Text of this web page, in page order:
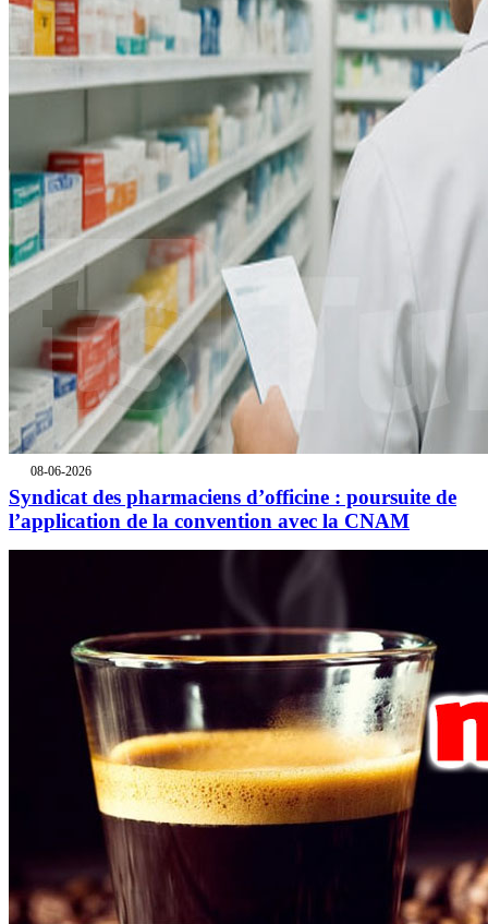
08-06-2026
Syndicat des pharmaciens d’officine : poursuite de
l’application de la convention avec la CNAM